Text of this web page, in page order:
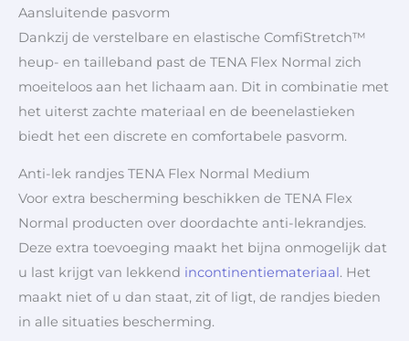
Aansluitende pasvorm
Dankzij de verstelbare en elastische ComfiStretch™
heup- en tailleband past de TENA Flex Normal zich
moeiteloos aan het lichaam aan. Dit in combinatie met
het uiterst zachte materiaal en de beenelastieken
biedt het een discrete en comfortabele pasvorm.
Anti-lek randjes TENA Flex Normal Medium
Voor extra bescherming beschikken de TENA Flex
Normal producten over doordachte anti-lekrandjes.
Deze extra toevoeging maakt het bijna onmogelijk dat
u last krijgt van lekkend incontinentiemateriaal. Het
maakt niet of u dan staat, zit of ligt, de randjes bieden
in alle situaties bescherming.